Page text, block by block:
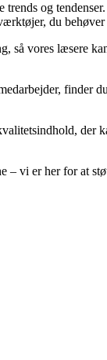
og
du behøver
så vores læsere
finder
vi er her for at